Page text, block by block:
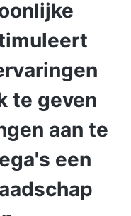
te geven
aan te
een